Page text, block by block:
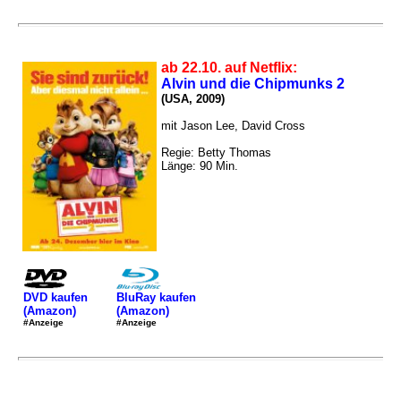
ab 22.10. auf Netflix:
Alvin und die Chipmunks 2
(USA, 2009)
mit Jason Lee, David Cross
Regie: Betty Thomas
Länge: 90 Min.
DVD kaufen
(Amazon)
#Anzeige
BluRay kaufen
(Amazon)
#Anzeige